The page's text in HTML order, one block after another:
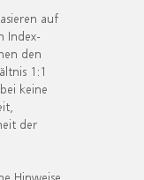
auf
Index-
den
1:1
keine
der